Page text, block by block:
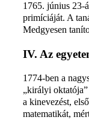
1765. június 23-
primíciáját. A
Medgyesen
IV. Az
1774-ben a
„királyi
a kinevezést,
matematikát,